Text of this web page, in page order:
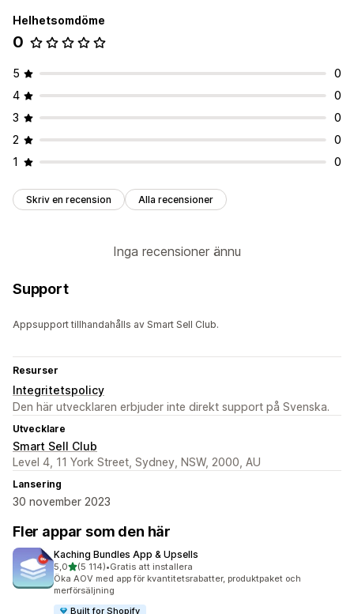
Helhetsomdöme
0
5
0
4
0
3
0
2
0
1
0
Skriv en recension Alla recensioner
Inga recensioner ännu
Support
Appsupport tillhandahålls av Smart Sell Club.
Resurser
Integritetspolicy
Den här utvecklaren erbjuder inte direkt support på Svenska.
Utvecklare
Smart Sell Club
Level 4, 11 York Street, Sydney, NSW, 2000, AU
Lansering
30 november 2023
Fler appar som den här
Kaching Bundles App & Upsells
5,0av 5 stjärnor
(5 114)
5114 recensioner totalt
•Gratis att installera
Öka AOV med app för kvantitetsrabatter, produktpaket och
merförsäljning
Built for Shopify